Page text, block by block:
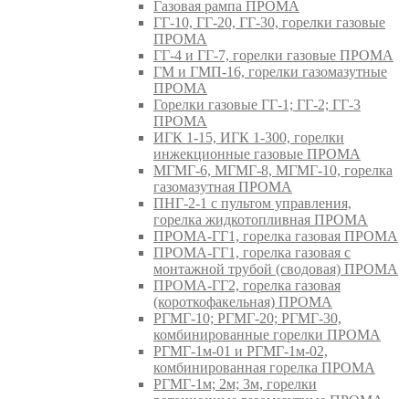
Газовая рампа ПРОМА
ГГ-10, ГГ-20, ГГ-30, горелки газовые
ПРОМА
ГГ-4 и ГГ-7, горелки газовые ПРОМА
ГМ и ГМП-16, горелки газомазутные
ПРОМА
Горелки газовые ГГ-1; ГГ-2; ГГ-3
ПРОМА
ИГК 1-15, ИГК 1-300, горелки
инжекционные газовые ПРОМА
МГМГ-6, МГМГ-8, МГМГ-10, горелка
газомазутная ПРОМА
ПНГ-2-1 с пультом управления,
горелка жидкотопливная ПРОМА
ПРОМА-ГГ1, горелка газовая ПРОМА
ПРОМА-ГГ1, горелка газовая с
монтажной трубой (сводовая) ПРОМА
ПРОМА-ГГ2, горелка газовая
(короткофакельная) ПРОМА
РГМГ-10; РГМГ-20; РГМГ-30,
комбинированные горелки ПРОМА
РГМГ-1м-01 и РГМГ-1м-02,
комбинированная горелка ПРОМА
РГМГ-1м; 2м; 3м, горелки